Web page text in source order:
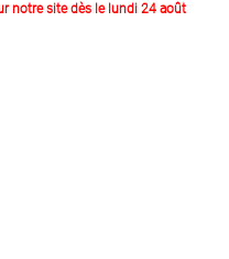
notre site dès le lundi 24 août